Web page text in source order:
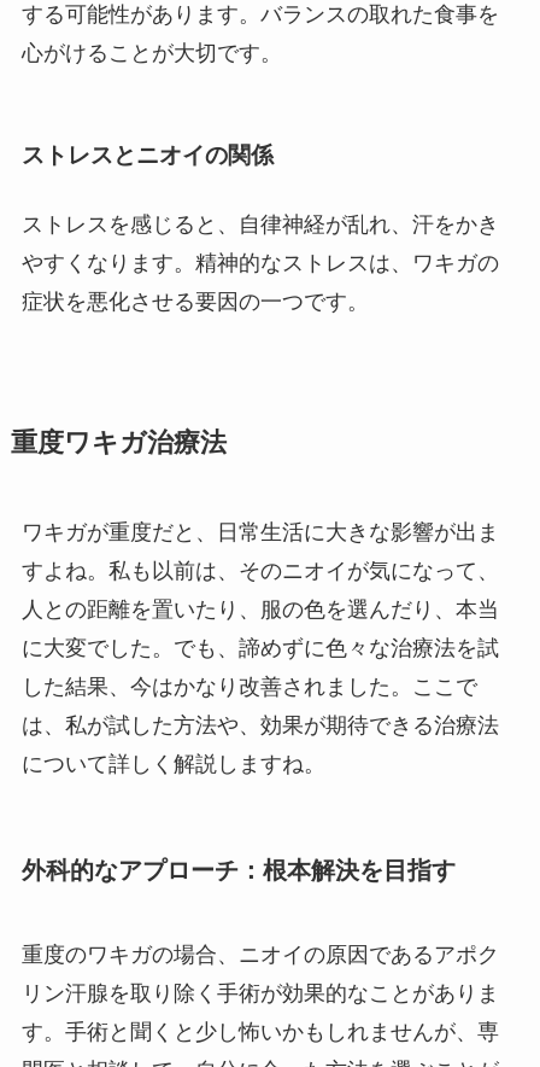
する可能性があります。バランスの取れた食事を
心がけることが大切です。
ストレスとニオイの関係
ストレスを感じると、自律神経が乱れ、汗をかき
やすくなります。精神的なストレスは、ワキガの
症状を悪化させる要因の一つです。
重度ワキガ治療法
ワキガが重度だと、日常生活に大きな影響が出ま
すよね。私も以前は、そのニオイが気になって、
人との距離を置いたり、服の色を選んだり、本当
に大変でした。でも、諦めずに色々な治療法を試
した結果、今はかなり改善されました。ここで
は、私が試した方法や、効果が期待できる治療法
について詳しく解説しますね。
外科的なアプローチ：根本解決を目指す
重度のワキガの場合、ニオイの原因であるアポク
リン汗腺を取り除く手術が効果的なことがありま
す。手術と聞くと少し怖いかもしれませんが、専